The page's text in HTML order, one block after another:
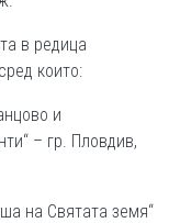
в редица
които:
и
– гр. Пловдив,
на Святата земя“